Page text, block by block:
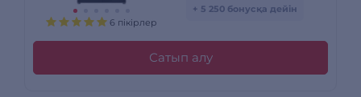
6 пікірлер
+ 5 250 бонусқа дейін
Сатып алу